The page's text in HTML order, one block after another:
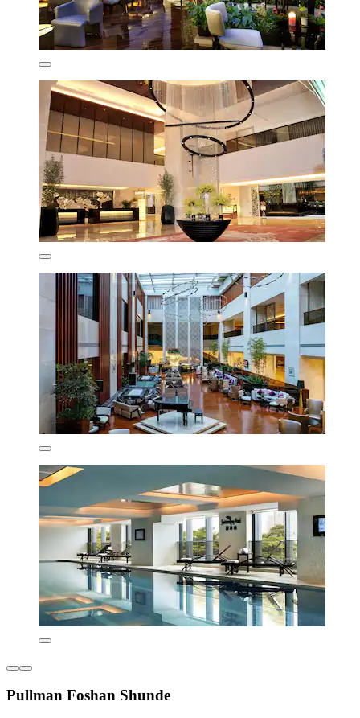
Pullman Foshan Shunde